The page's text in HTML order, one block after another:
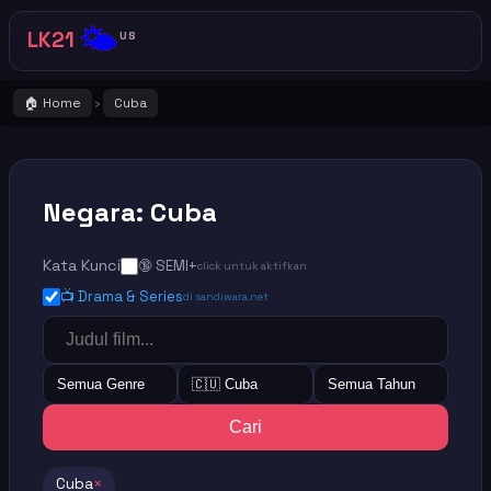
LK21 🌤️US
🏠 Home › Cuba
Negara: Cuba
Kata Kunci 🔞 SEMI+click untuk aktifkan
📺 Drama & Seriesdi sandiwara.net
Semua Genre 🇨🇺 Cuba Semua Tahun
Cari
Cuba×